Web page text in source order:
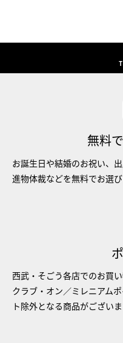
無料
お誕生日や結婚のお祝い、
進物体裁などを無料でお選び
西武・そごう各店でのお買
クラブ・オン／ミレニアム
ト除外となる商品がございま